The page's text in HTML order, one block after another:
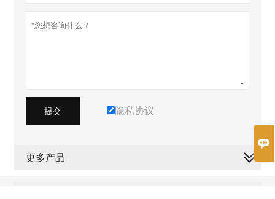

提交 隐私协议
更多产品